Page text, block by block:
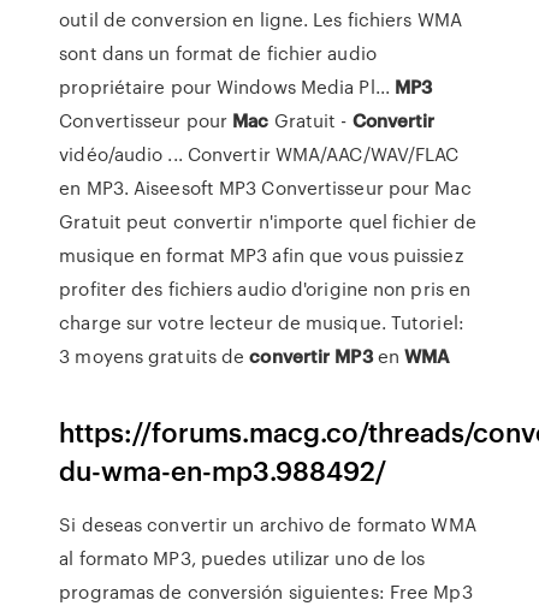
outil de conversion en ligne. Les fichiers WMA
sont dans un format de fichier audio
propriétaire pour Windows Media Pl... MP3
Convertisseur pour Mac Gratuit - Convertir
vidéo/audio ... Convertir WMA/AAC/WAV/FLAC
en MP3. Aiseesoft MP3 Convertisseur pour Mac
Gratuit peut convertir n'importe quel fichier de
musique en format MP3 afin que vous puissiez
profiter des fichiers audio d'origine non pris en
charge sur votre lecteur de musique. Tutoriel:
3 moyens gratuits deconvertir MP3enWMA
https://forums.macg.co/threads/
du-wma-en-mp3.988492/
Si deseas convertir un archivo de formato WMA
al formato MP3, puedes utilizar uno de los
programas de conversión siguientes: Free Mp3